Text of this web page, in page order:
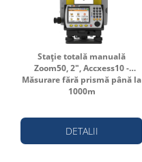
Stație totală manuală
Zoom50, 2", Accxess10 -
Măsurare fără prismă până la
1000m
DETALII